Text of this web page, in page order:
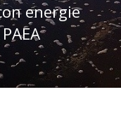
energie